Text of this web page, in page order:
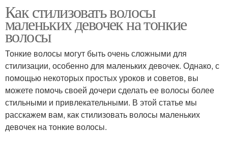
Как стилизовать волосы
маленьких девочек на тонкие
волосы
Тонкие волосы могут быть очень сложными для
стилизации, особенно для маленьких девочек. Однако, с
помощью некоторых простых уроков и советов, вы
можете помочь своей дочери сделать ее волосы более
стильными и привлекательными. В этой статье мы
расскажем вам, как стилизовать волосы маленьких
девочек на тонкие волосы.